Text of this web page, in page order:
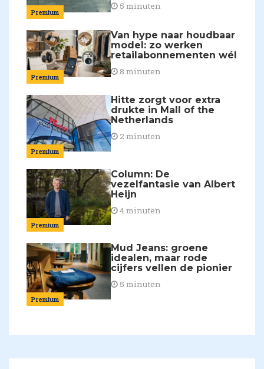
Premium
5 minuten
Premium
Van hype naar houdbaar
model: zo werken
retailabonnementen wél
8 minuten
Premium
Hitte zorgt voor extra
drukte in Mall of the
Netherlands
2 minuten
Premium
Column: De
vezelfantasie van Albert
Heijn
4 minuten
Premium
Mud Jeans: groene
idealen, maar rode
cijfers vellen de pionier
5 minuten